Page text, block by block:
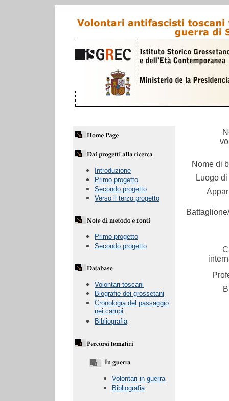
Introduzione
Primo progetto
Secondo progetto
Verso il terzo progetto
Primo progetto
Secondo progetto
Volontari toscani
Biografie dei grossetani
Cronologia del passaggio
nei campi
Bibliografia
Volontari in guerra
Bibliografia
Nome di
Luogo